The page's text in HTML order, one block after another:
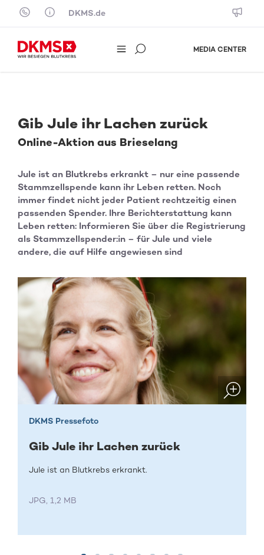
Skip to content
DKMS.de
MEDIA CENTER
Gib Jule ihr Lachen zurück
Online-Aktion aus Brieselang
Jule ist an Blutkrebs erkrankt – nur eine passende
Stammzellspende kann ihr Leben retten. Noch
immer findet nicht jeder Patient rechtzeitig einen
passenden Spender. Ihre Berichterstattung kann
Leben retten: Informieren Sie über die Registrierung
als Stammzellspender:in – für Jule und viele
andere, die auf Hilfe angewiesen sind
DKMS Pressefoto
Gib Jule ihr Lachen zurück
Jule ist an Blutkrebs erkrankt.
JPG, 1,2 MB